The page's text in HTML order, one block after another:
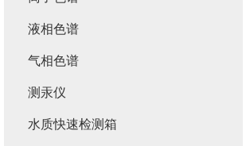
液相色谱
气相色谱
测汞仪
水质快速检测箱